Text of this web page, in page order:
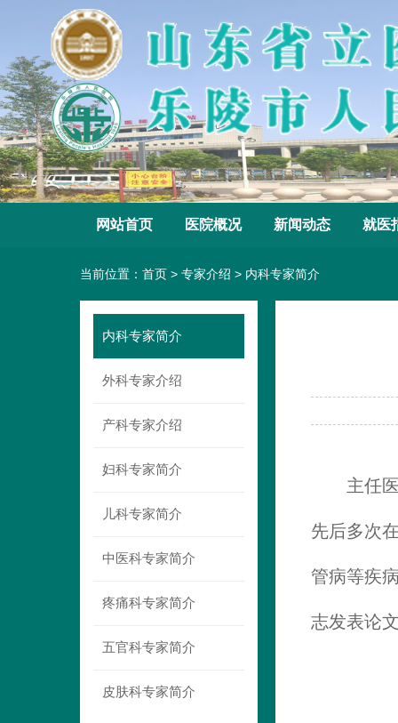
网站首页 医院概况 新闻动态 就医
当前位置： 首页 > 专家介绍 > 内科专家简介
内科专家简介
外科专家介绍
产科专家介绍
妇科专家简介
儿科专家简介
中医科专家简介
疼痛科专家简介
五官科专家简介
皮肤科专家简介
主任
先后多次
管病等疾
志发表论